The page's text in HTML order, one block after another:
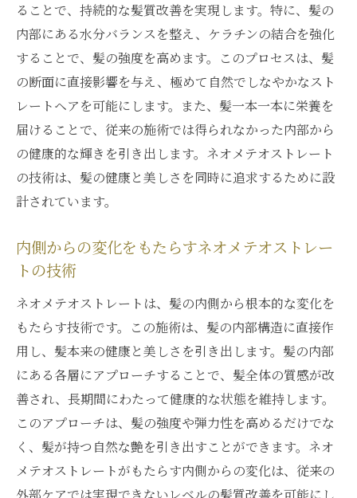
ることで、持続的な髪質改善を実現します。特に、髪の
内部にある水分バランスを整え、ケラチンの結合を強化
することで、髪の強度を高めます。このプロセスは、髪
の断面に直接影響を与え、極めて自然でしなやかなスト
レートヘアを可能にします。また、髪一本一本に栄養を
届けることで、従来の施術では得られなかった内部から
の健康的な輝きを引き出します。ネオメテオストレート
の技術は、髪の健康と美しさを同時に追求するために設
計されています。
内側からの変化をもたらすネオメテオストレー
トの技術
ネオメテオストレートは、髪の内側から根本的な変化を
もたらす技術です。この施術は、髪の内部構造に直接作
用し、髪本来の健康と美しさを引き出します。髪の内部
にある各層にアプローチすることで、髪全体の質感が改
善され、長期間にわたって健康的な状態を維持します。
このアプローチは、髪の強度や弾力性を高めるだけでな
く、髪が持つ自然な艶を引き出すことができます。ネオ
メテオストレートがもたらす内側からの変化は、従来の